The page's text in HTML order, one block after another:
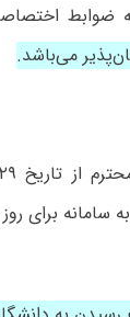
ضوابط
می‌باشد.